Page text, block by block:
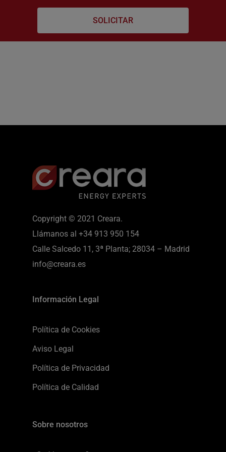
Copyright © 2021 Creara.
Llámanos al +34 913 950 154
Calle Salcedo 11, 3ª Planta; 28034 – Madrid
info@creara.es
Información Legal
Política de Cookies
Aviso Legal
Política de Privacidad
Política de Calidad
Sobre nosotros